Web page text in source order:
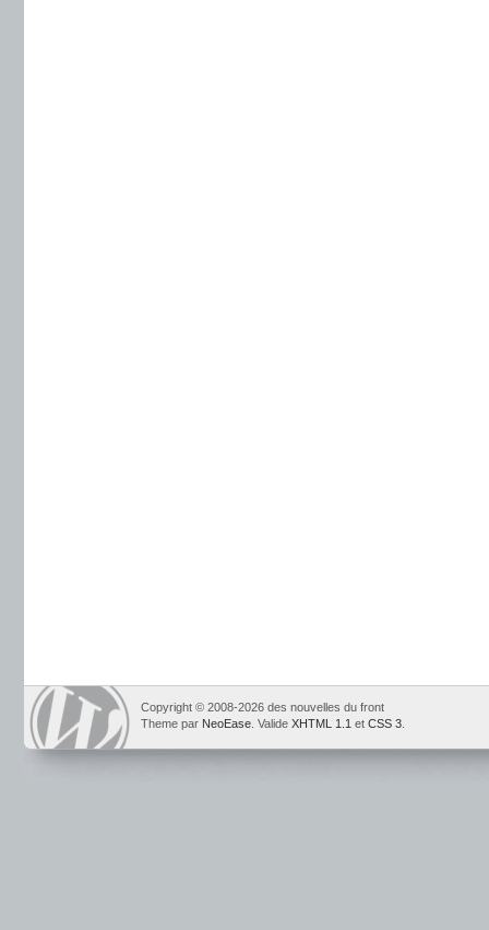
Copyright © 2008-2026 des nouvelles du front
Theme par NeoEase . Valide XHTML 1.1 et CSS 3